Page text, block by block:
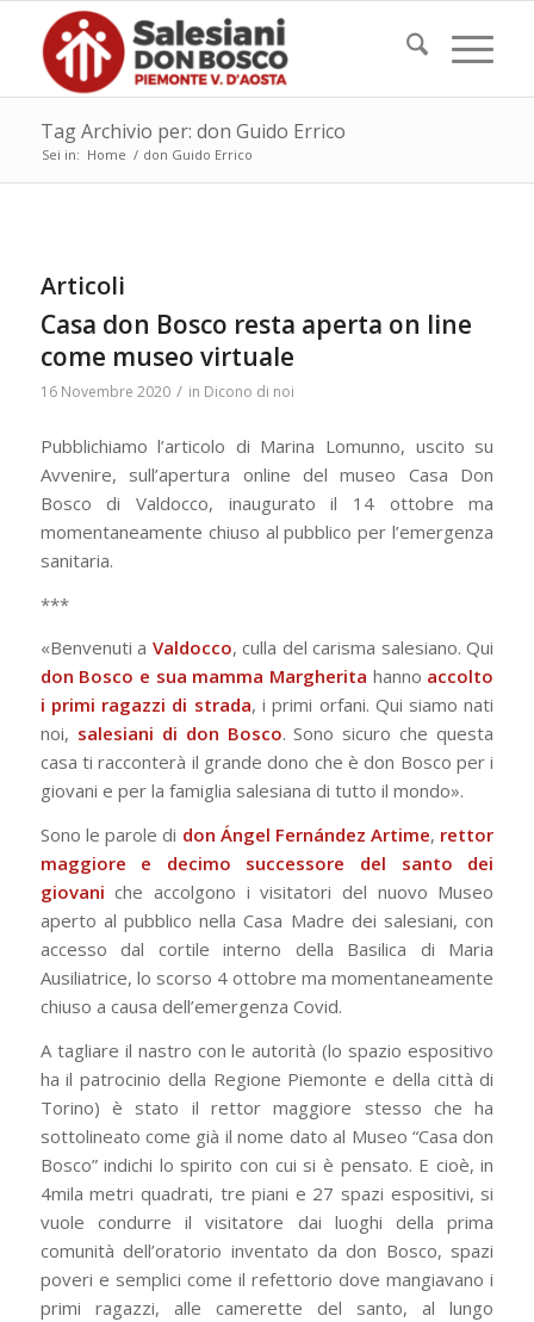
Tag Archivio per: don Guido Errico
Sei in: Home / don Guido Errico
Articoli
Casa don Bosco resta aperta on line
come museo virtuale
16 Novembre 2020 / in Dicono di noi
Pubblichiamo l’articolo di Marina Lomunno, uscito su
Avvenire, sull’apertura online del museo Casa Don
Bosco di Valdocco, inaugurato il 14 ottobre ma
momentaneamente chiuso al pubblico per l’emergenza
sanitaria.
***
«Benvenuti a Valdocco, culla del carisma salesiano. Qui
don Bosco e sua mamma Margherita hanno accolto
i primi ragazzi di strada, i primi orfani. Qui siamo nati
noi, salesiani di don Bosco. Sono sicuro che questa
casa ti racconterà il grande dono che è don Bosco per i
giovani e per la famiglia salesiana di tutto il mondo».
Sono le parole di don Ángel Fernández Artime, rettor
maggiore e decimo successore del santo dei
giovaniche accolgono i visitatori del nuovo Museo
aperto al pubblico nella Casa Madre dei salesiani, con
accesso dal cortile interno della Basilica di Maria
Ausiliatrice, lo scorso 4 ottobre ma momentaneamente
chiuso a causa dell’emergenza Covid.
A tagliare il nastro con le autorità (lo spazio espositivo
ha il patrocinio della Regione Piemonte e della città di
Torino) è stato il rettor maggiore stesso che ha
sottolineato come già il nome dato al Museo “Casa don
Bosco” indichi lo spirito con cui si è pensato. E cioè, in
4mila metri quadrati, tre piani e 27 spazi espositivi, si
vuole condurre il visitatore dai luoghi della prima
comunità dell’oratorio inventato da don Bosco, spazi
poveri e semplici come il refettorio dove mangiavano i
primi ragazzi, alle camerette del santo, al lungo